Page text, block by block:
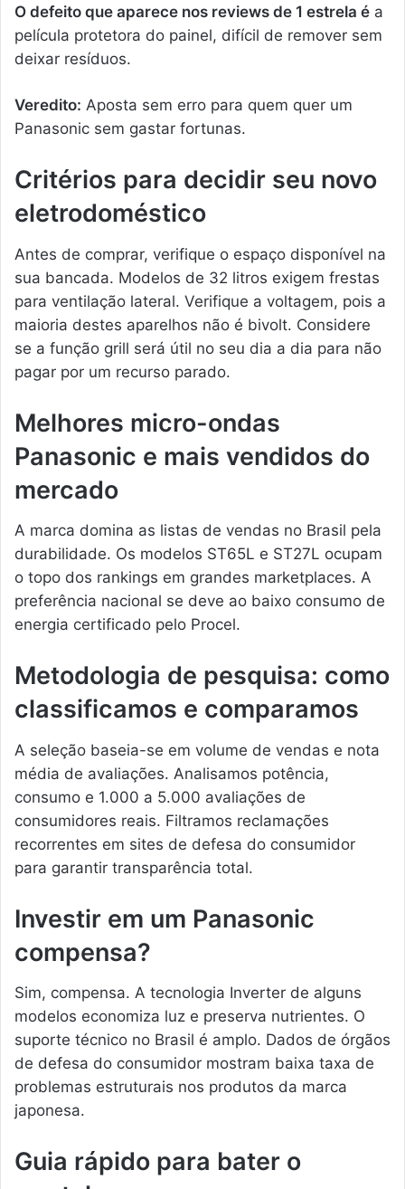
O defeito que aparece nos reviews de 1 estrela é a
película protetora do painel, difícil de remover sem
deixar resíduos.
Veredito: Aposta sem erro para quem quer um
Panasonic sem gastar fortunas.
Critérios para decidir seu novo
eletrodoméstico
Antes de comprar, verifique o espaço disponível na
sua bancada. Modelos de 32 litros exigem frestas
para ventilação lateral. Verifique a voltagem, pois a
maioria destes aparelhos não é bivolt. Considere
se a função grill será útil no seu dia a dia para não
pagar por um recurso parado.
Melhores micro-ondas
Panasonic e mais vendidos do
mercado
A marca domina as listas de vendas no Brasil pela
durabilidade. Os modelos ST65L e ST27L ocupam
o topo dos rankings em grandes marketplaces. A
preferência nacional se deve ao baixo consumo de
energia certificado pelo Procel.
Metodologia de pesquisa: como
classificamos e comparamos
A seleção baseia-se em volume de vendas e nota
média de avaliações. Analisamos potência,
consumo e 1.000 a 5.000 avaliações de
consumidores reais. Filtramos reclamações
recorrentes em sites de defesa do consumidor
para garantir transparência total.
Investir em um Panasonic
compensa?
Sim, compensa. A tecnologia Inverter de alguns
modelos economiza luz e preserva nutrientes. O
suporte técnico no Brasil é amplo. Dados de órgãos
de defesa do consumidor mostram baixa taxa de
problemas estruturais nos produtos da marca
japonesa.
Guia rápido para bater o